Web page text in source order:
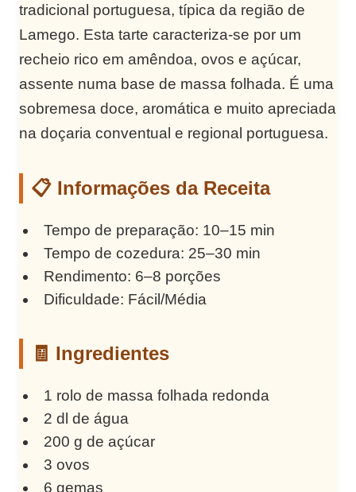
tradicional portuguesa, típica da região de
Lamego. Esta tarte caracteriza-se por um
recheio rico em amêndoa, ovos e açúcar,
assente numa base de massa folhada. É uma
sobremesa doce, aromática e muito apreciada
na doçaria conventual e regional portuguesa.
📋 Informações da Receita
Tempo de preparação: 10–15 min
Tempo de cozedura: 25–30 min
Rendimento: 6–8 porções
Dificuldade: Fácil/Média
🧾 Ingredientes
1 rolo de massa folhada redonda
2 dl de água
200 g de açúcar
3 ovos
6 gemas